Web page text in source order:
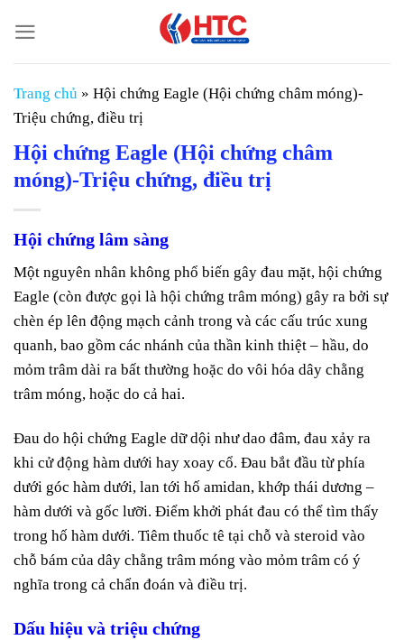
đến
nội
dung
Trang chủ » Hội chứng Eagle (Hội chứng châm móng)-
Triệu chứng, điều trị
Hội chứng Eagle (Hội chứng châm
móng)-Triệu chứng, điều trị
Hội chứng lâm sàng
Một nguyên nhân không phổ biến gây đau mặt, hội chứng
Eagle (còn được gọi là hội chứng trâm móng) gây ra bởi sự
chèn ép lên động mạch cảnh trong và các cấu trúc xung
quanh, bao gồm các nhánh của thần kinh thiệt – hầu, do
mỏm trâm dài ra bất thường hoặc do vôi hóa dây chằng
trâm móng, hoặc do cả hai.
Đau do hội chứng Eagle dữ dội như dao đâm, đau xảy ra
khi cử động hàm dưới hay xoay cổ. Đau bắt đầu từ phía
dưới góc hàm dưới, lan tới hố amidan, khớp thái dương –
hàm dưới và gốc lưỡi. Điểm khởi phát đau có thể tìm thấy
trong hố hàm dưới. Tiêm thuốc tê tại chỗ và steroid vào
chỗ bám của dây chằng trâm móng vào mỏm trâm có ý
nghĩa trong cả chẩn đoán và điều trị.
Dấu hiệu và triệu chứng